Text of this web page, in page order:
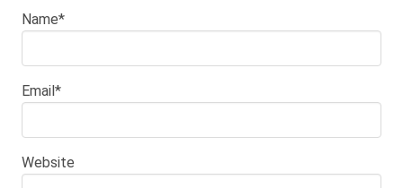
Name*
Email*
Website